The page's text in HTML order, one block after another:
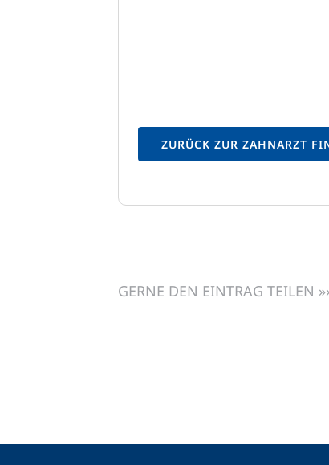
ZURÜCK ZUR ZAHNARZT
GERNE DEN EINTRAG TEILEN